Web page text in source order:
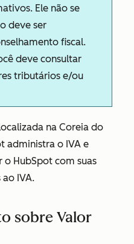
Ele não se
deve ser
fiscal.
deve consultar
tributários e/ou
na Coreia do
administra o IVA e
HubSpot com suas
IVA.
sobre Valor